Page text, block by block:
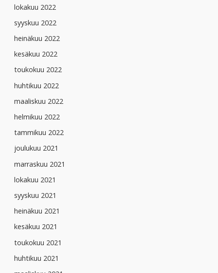
lokakuu 2022
syyskuu 2022
heinäkuu 2022
kesäkuu 2022
toukokuu 2022
huhtikuu 2022
maaliskuu 2022
helmikuu 2022
tammikuu 2022
joulukuu 2021
marraskuu 2021
lokakuu 2021
syyskuu 2021
heinäkuu 2021
kesäkuu 2021
toukokuu 2021
huhtikuu 2021